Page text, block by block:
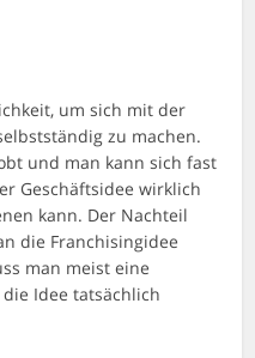
um sich mit der
zu machen.
und man kann sich fast
Geschäftsidee wirklich
kann. Der Nachteil
die Franchisingidee
man meist eine
Idee tatsächlich